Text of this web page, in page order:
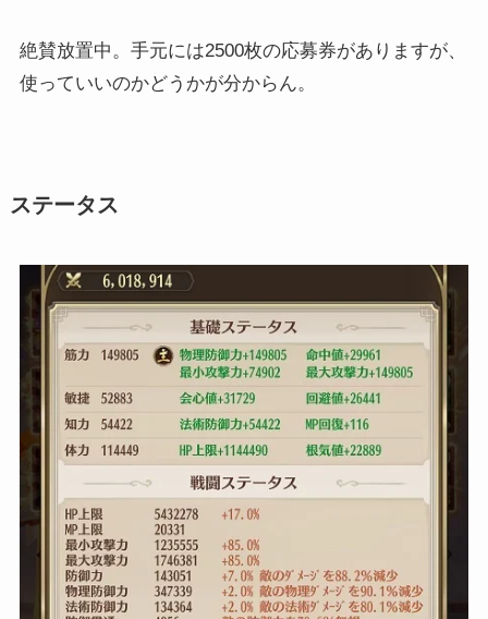
絶賛放置中。手元には2500枚の応募券がありますが、
使っていいのかどうかが分からん。
ステータス